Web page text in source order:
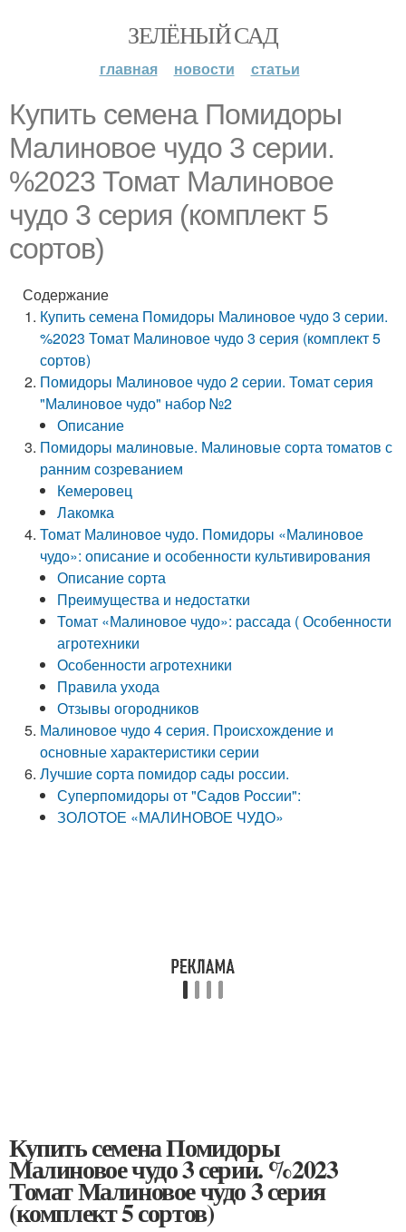
ЗЕЛЁНЫЙ САД
главная новости статьи
Купить семена Помидоры
Малиновое чудо 3 серии.
%2023 Томат Малиновое
чудо 3 серия (комплект 5
сортов)
Содержание
Купить семена Помидоры Малиновое чудо 3 серии.
%2023 Томат Малиновое чудо 3 серия (комплект 5
сортов)
Помидоры Малиновое чудо 2 серии. Томат серия
"Малиновое чудо" набор №2
Описание
Помидоры малиновые. Малиновые сорта томатов с
ранним созреванием
Кемеровец
Лакомка
Томат Малиновое чудо. Помидоры «Малиновое
чудо»: описание и особенности культивирования
Описание сорта
Преимущества и недостатки
Томат «Малиновое чудо»: рассада ( Особенности
агротехники
Особенности агротехники
Правила ухода
Отзывы огородников
Малиновое чудо 4 серия. Происхождение и
основные характеристики серии
Лучшие сорта помидор сады россии.
Суперпомидоры от "Садов России":
ЗОЛОТОЕ «МАЛИНОВОЕ ЧУДО»
Купить семена Помидоры
Малиновое чудо 3 серии. %2023
Томат Малиновое чудо 3 серия
(комплект 5 сортов)